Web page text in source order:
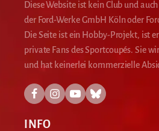
Diese Website ist kein Club und
der Ford-Werke GmbH Köln oder
Die Seite ist ein Hobby-Projekt, ist
private Fans des Sportcoupés. Sie
und hat keinerlei kommerzielle
INFO